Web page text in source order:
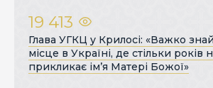
19 413
Глава УГКЦ у Крилосі: «Важко
місце в Україні, де стільки
прикликає ім’я Матері Божої»